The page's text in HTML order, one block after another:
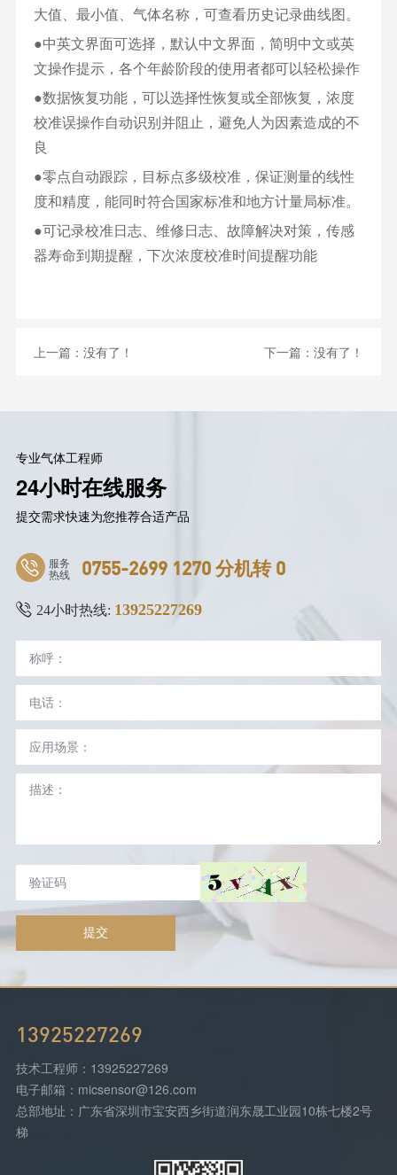
大值、最小值、气体名称，可查看历史记录曲线图。
●中英文界面可选择，默认中文界面，简明中文或英
文操作提示，各个年龄阶段的使用者都可以轻松操作
●数据恢复功能，可以选择性恢复或全部恢复，浓度
校准误操作自动识别并阻止，避免人为因素造成的不
良
●零点自动跟踪，目标点多级校准，保证测量的线性
度和精度，能同时符合国家标准和地方计量局标准。
●可记录校准日志、维修日志、故障解决对策，传感
器寿命到期提醒，下次浓度校准时间提醒功能
上一篇：没有了！ 下一篇：没有了！
专业气体工程师
24小时在线服务
提交需求快速为您推荐合适产品
服务
热线 0755-2699 1270 分机转 0
24小时热线: 13925227269
提交
13925227269
技术工程师：13925227269
电子邮箱：micsensor@126.com
总部地址：广东省深圳市宝安西乡街道润东晟工业园10栋七楼2号
梯